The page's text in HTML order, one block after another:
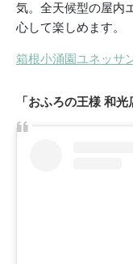
気。全天候型の屋内
心して楽しめます。
箱根小涌園ユネッサ
「おふろの王様 和